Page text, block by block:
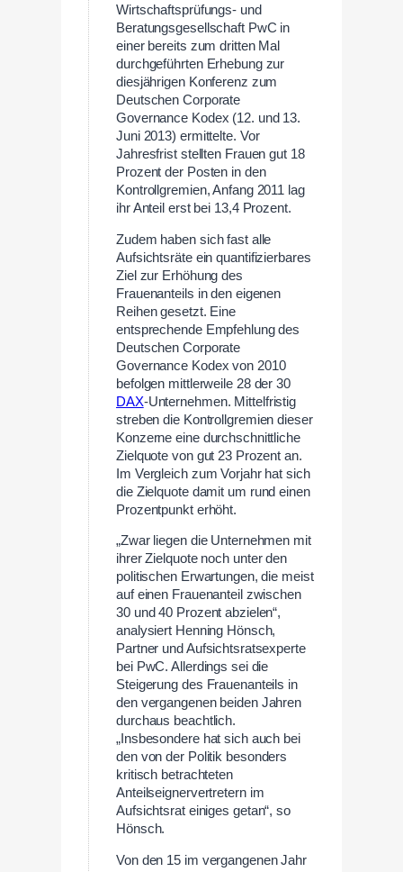
Wirtschaftsprüfungs- und
Beratungsgesellschaft PwC in
einer bereits zum dritten Mal
durchgeführten Erhebung zur
diesjährigen Konferenz zum
Deutschen Corporate
Governance Kodex (12. und 13.
Juni 2013) ermittelte. Vor
Jahresfrist stellten Frauen gut 18
Prozent der Posten in den
Kontrollgremien, Anfang 2011 lag
ihr Anteil erst bei 13,4 Prozent.
Zudem haben sich fast alle
Aufsichtsräte ein quantifizierbares
Ziel zur Erhöhung des
Frauenanteils in den eigenen
Reihen gesetzt. Eine
entsprechende Empfehlung des
Deutschen Corporate
Governance Kodex von 2010
befolgen mittlerweile 28 der 30
DAX-Unternehmen. Mittelfristig
streben die Kontrollgremien dieser
Konzerne eine durchschnittliche
Zielquote von gut 23 Prozent an.
Im Vergleich zum Vorjahr hat sich
die Zielquote damit um rund einen
Prozentpunkt erhöht.
„Zwar liegen die Unternehmen mit
ihrer Zielquote noch unter den
politischen Erwartungen, die meist
auf einen Frauenanteil zwischen
30 und 40 Prozent abzielen“,
analysiert Henning Hönsch,
Partner und Aufsichtsratsexperte
bei PwC. Allerdings sei die
Steigerung des Frauenanteils in
den vergangenen beiden Jahren
durchaus beachtlich.
„Insbesondere hat sich auch bei
den von der Politik besonders
kritisch betrachteten
Anteilseignervertretern im
Aufsichtsrat einiges getan“, so
Hönsch.
Von den 15 im vergangenen Jahr